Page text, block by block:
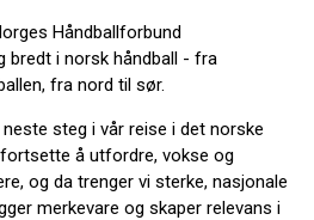
Håndballforbund
bredt i norsk håndball - fra
fra nord til sør.
steg i vår reise i det norske
å utfordre, vokse og
og da trenger vi sterke, nasjonale
merkevare og skaper relevans i